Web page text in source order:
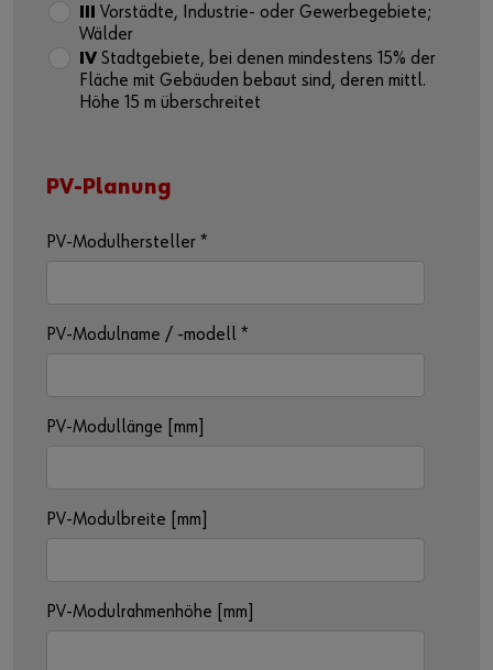
Vorstädte, Industrie- oder Gewerbegebiete;
Wälder
IV Stadtgebiete, bei denen mindestens 15% der
Fläche mit Gebäuden bebaut sind, deren mittl.
Höhe 15 m überschreitet
PV-Planung
PV-Modulhersteller *
PV-Modulname / -modell *
PV-Modullänge [mm]
PV-Modulbreite [mm]
PV-Modulrahmenhöhe [mm]